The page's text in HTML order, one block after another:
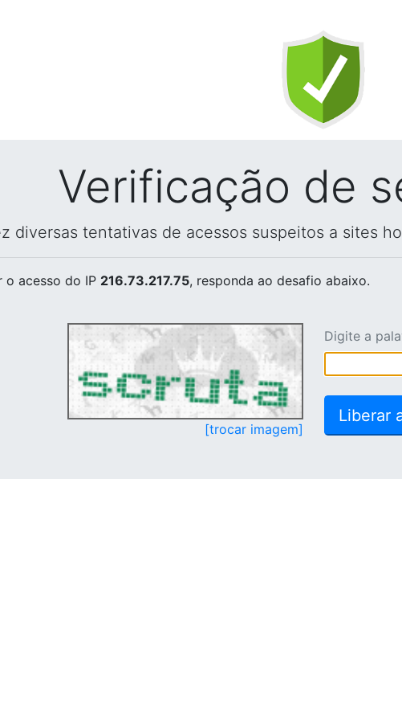
Verificação de
diversas tentativas de acessos suspeitos a sites
o acesso do IP 216.73.217.75, responda ao desafio abaixo.
[trocar imagem]
Digite a